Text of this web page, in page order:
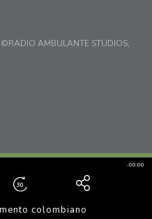
©RADIO AMBULANTE STUDIOS,
colombiano
30
-00:00